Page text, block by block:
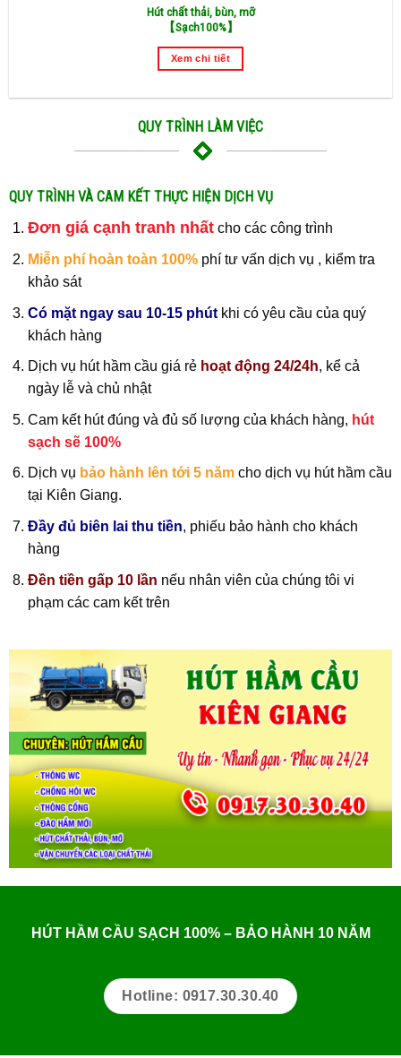
Hút chất thải, bùn, mỡ
【Sạch100%】
Xem chi tiết
QUY TRÌNH LÀM VIỆC
QUY TRÌNH VÀ CAM KẾT THỰC HIỆN DỊCH VỤ
Đơn giá cạnh tranh nhất cho các công trình
Miễn phí hoàn toàn 100%phí tư vấn dịch vụ , kiểm tra
khảo sát
Có mặt ngay sau 10-15 phútkhi có yêu cầu của quý
khách hàng
Dịch vụ hút hầm cầu giá rẻ hoạt động 24/24h, kể cả
ngày lễ và chủ nhật
Cam kết hút đúng và đủ số lượng của khách hàng, hút
sạch sẽ 100%
Dịch vụ bảo hành lên tới 5 nămcho dịch vụ hút hầm cầu
tại Kiên Giang.
Đầy đủ biên lai thu tiền, phiếu bảo hành cho khách
hàng
Đền tiền gấp 10 lần nếu nhân viên của chúng tôi vi
phạm các cam kết trên
HÚT HẦM CẦU SẠCH 100% – BẢO HÀNH 10 NĂM
Hotline: 0917.30.30.40